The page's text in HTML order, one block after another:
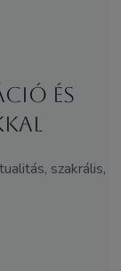
és
szakrális,